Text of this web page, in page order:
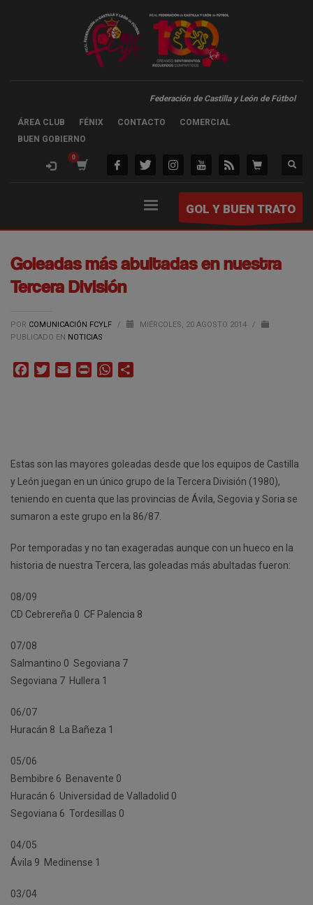
Federación de Castilla y León de Fútbol
ÁREA CLUB FÉNIX CONTACTO
COMERCIAL
BUEN GOBIERNO
GOL Y BUEN TRATO
Goleadas más abultadas en nuestra
Tercera División
POR COMUNICACIÓN FCYLF / MIÉRCOLES, 20 AGOSTO 2014
/
PUBLICADO EN NOTICIAS
FacebookTwitterEmail Print WhatsApp
Estas son las mayores goleadas desde que los equipos de Castilla
y León juegan en un único grupo de la Tercera División (1980),
teniendo en cuenta que las provincias de Ávila, Segovia y Soria se
sumaron a este grupo en la 86/87.
Por temporadas y no tan exageradas aunque con un hueco en la
historia de nuestra Tercera, las goleadas más abultadas fueron:
08/09
CD Cebrereña 0  CF Palencia 8
07/08
Salmantino 0  Segoviana 7
Segoviana 7  Hullera 1
06/07
Huracán 8  La Bañeza 1
05/06
Bembibre 6  Benavente 0
Huracán 6  Universidad de Valladolid 0
Segoviana 6  Tordesillas 0
04/05
Ávila 9  Medinense 1
03/04